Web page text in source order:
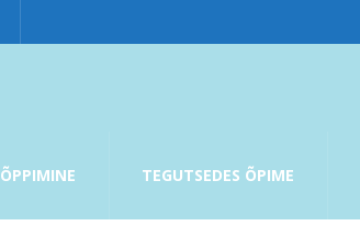
ÕPPIMINE TEGUTSEDES ÕPIME